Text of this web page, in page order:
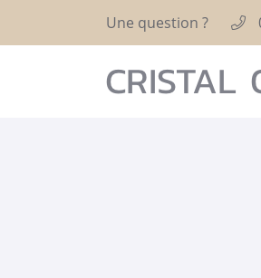
Une question ?
6 Rue Nationale
41400 Montrichard Val de Cher
02 54 32 90 41